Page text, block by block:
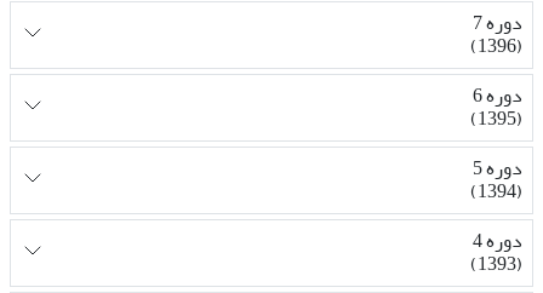
دوره 7
(1396)
دوره 6
(1395)
دوره 5
(1394)
دوره 4
(1393)